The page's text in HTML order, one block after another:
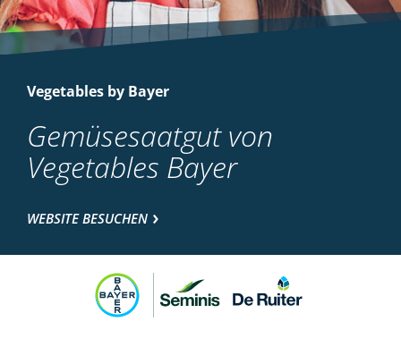
Vegetables by Bayer
Gemüsesaatgut von
Vegetables Bayer
WEBSITE BESUCHEN